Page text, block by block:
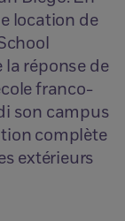
location de
la réponse de
franco-
son campus
complète
extérieurs